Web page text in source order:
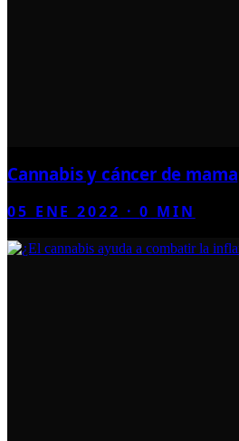
Cannabis y cáncer de mama
05 ENE 2022 ·0 MIN